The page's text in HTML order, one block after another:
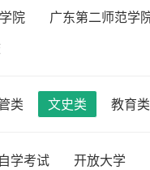
院 广东第二师范学
类 文史类 教育类
自学考试 开放大学